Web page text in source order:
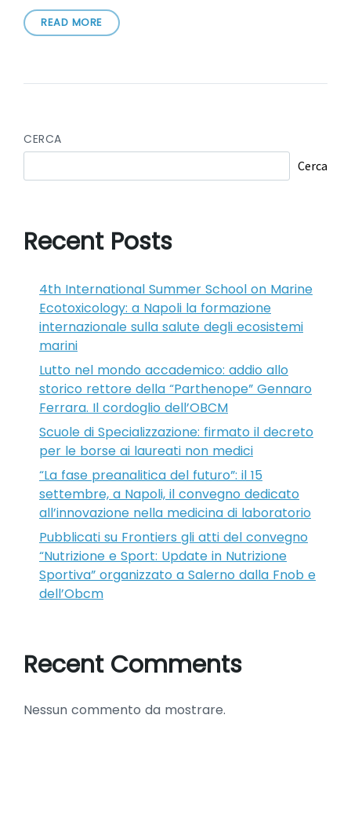
READ MORE
CERCA
Cerca
Recent Posts
4th International Summer School on Marine
Ecotoxicology: a Napoli la formazione
internazionale sulla salute degli ecosistemi
marini
Lutto nel mondo accademico: addio allo
storico rettore della “Parthenope” Gennaro
Ferrara. Il cordoglio dell’OBCM
Scuole di Specializzazione: firmato il decreto
per le borse ai laureati non medici
“La fase preanalitica del futuro”: il 15
settembre, a Napoli, il convegno dedicato
all’innovazione nella medicina di laboratorio
Pubblicati su Frontiers gli atti del convegno
“Nutrizione e Sport: Update in Nutrizione
Sportiva” organizzato a Salerno dalla Fnob e
dell’Obcm
Recent Comments
Nessun commento da mostrare.